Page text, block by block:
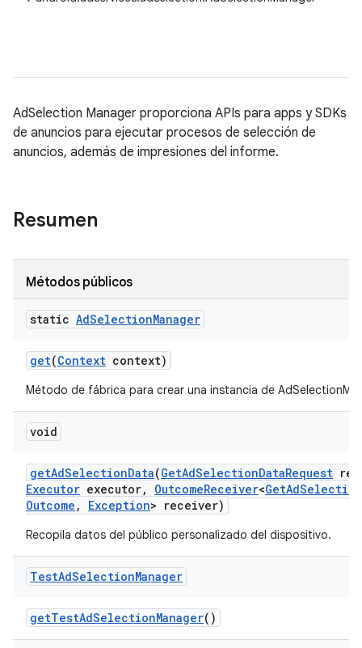
AdSelection Manager proporciona APIs para apps y SDKs
de anuncios para ejecutar procesos de selección de
anuncios, además de impresiones del informe.
Resumen
Métodos públicos
static AdSelectionManager
get(Context context)
Método de fábrica para crear una instancia de
void
getAdSelectionData(GetAdSelectionDataRequest
Executor executor, OutcomeReceiver<GetAdSelection
Outcome , Exception> receiver)
Recopila datos del público personalizado del dispositivo.
TestAdSelectionManager
getTestAdSelectionManager()